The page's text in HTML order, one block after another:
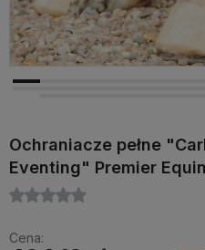
Ochraniacze pełne
Eventing" Premier
Cena: